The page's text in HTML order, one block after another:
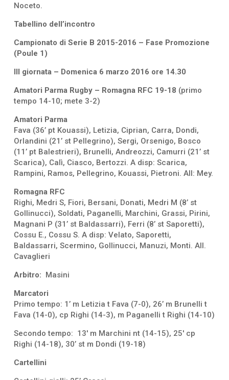
Noceto.
Tabellino dell’incontro
Campionato di Serie B 2015-2016 – Fase Promozione
(Poule 1)
III giornata – Domenica 6 marzo 2016 ore 14.30
Amatori Parma Rugby – Romagna RFC 19-18 (primo
tempo 14-10; mete 3-2)
Amatori Parma
Fava (36’ pt Kouassi), Letizia, Ciprian, Carra, Dondi,
Orlandini (21’ st Pellegrino), Sergi, Orsenigo, Bosco
(11’ pt Balestrieri), Brunelli, Andreozzi, Camurri (21’ st
Scarica), Calì, Ciasco, Bertozzi. A disp: Scarica,
Rampini, Ramos, Pellegrino, Kouassi, Pietroni. All: Mey.
Romagna RFC
Righi, Medri S, Fiori, Bersani, Donati, Medri M (8’ st
Gollinucci), Soldati, Paganelli, Marchini, Grassi, Pirini,
Magnani P (31’ st Baldassarri), Ferri (8’ st Saporetti),
Cossu E., Cossu S. A disp: Velato, Saporetti,
Baldassarri, Scermino, Gollinucci, Manuzi, Monti. All.
Cavaglieri
Arbitro: Masini
Marcatori
Primo tempo: 1’ m Letizia t Fava (7-0), 26’ m Brunelli t
Fava (14-0), cp Righi (14-3), m Paganelli t Righi (14-10)
Secondo tempo: 13′ m Marchini nt (14-15), 25′ cp
Righi (14-18), 30’ st m Dondi (19-18)
Cartellini